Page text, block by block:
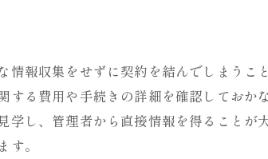
墓選びを成功させるためのチェックリスト
墓地見学で確認すべきポイント
契約前にチェックしたい重要事項
石材の種類とその特徴
情報収集をせずに契約を結んでしまう
する費用や手続きの詳細を確認してお
学し、管理者から直接情報を得ること
。